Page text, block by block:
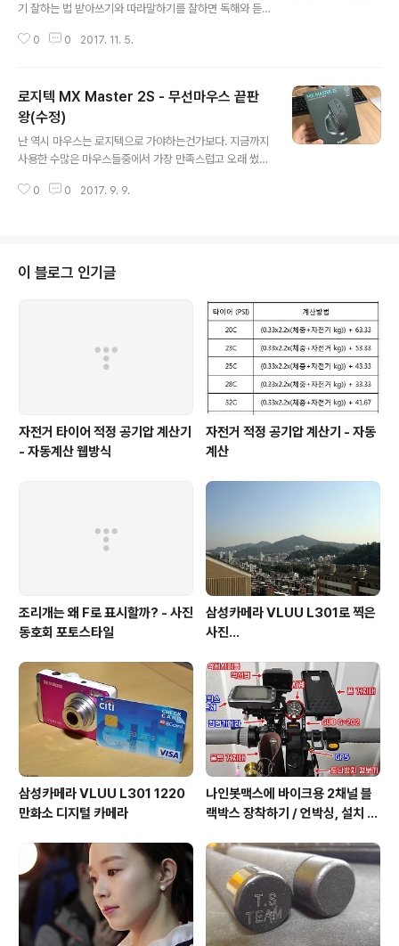
기 잘하는 법 받아쓰기와 따라말하기를 잘하면 독해와 듣
도 들려야 되는거 아닐까... 왠만큼 들렸으니 따라하기도 될
법 리뷰 제안을 받았을때 아주 살짝 아주 잠깐 고민을 했다.
아마도 0.1초 정도? 너무도 오랜만인 리뷰제안이어서? 책
(?)이라서? 둘다 고민하게 만드는 주제임에는 틀림없다. 돈
이든 뭐든 제공받으며 리뷰 쓰는게 익숙치도 않고(좋은말
없고 글보단 사진을 찍어서 포스팅하는게 더 익숙하다보니
0 0 2017. 11. 5.
로지텍 MX Master 2S - 무선마우스 끝판
왕(수정)
난 역시 마우스는 로지텍으로 가야하는건가보다. 지금까지
사용한 수많은 마우스들중에서 가장 만족스럽고 오래 썼고
명품이라 칭하고 싶은 로지텍 G5 그러나 책상을 선없는 환
만족스러워서 사용중이지만 마우스는 그냥 콱! 큰 돈은 들
이기 싫었고 무난히 쓸 제품을 찾다보니 가성비가 좋다길
래 질렀는데 왠걸... 정말 아닌 제품이었다. 그 제품은 아래
에 크기비교 사진에 있다. 나중에 확인. 결국 난 10만원이
넘는 돈을 들여 결국 로지텍을 선택했다. 무선마우스의 끝
판왕이란다. 누군가는 종결자라고도..
0 0 2017. 9. 9.
이 블로그 인기글
자전거 타이어 적정 공기압 계산기
- 자동계산 웹방식
자전거 적정 공기압 계산기 - 자동
계산
조리개는 왜 F로 표시할까? - 사진
동호회 포토스타일
삼성카메라 VLUU L301로 찍은
사진...
삼성카메라 VLUU L301 1220
만화소 디지털 카메라
나인봇맥스에 바이크용 2채널 블
랙박스 장착하기 / 언박싱, 설치 그